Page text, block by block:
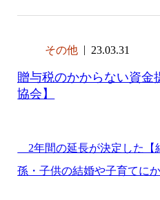
その他 23.03.31
贈与税のかからない資金
協会】
2年間の延長が決定した【
孫・子供の結婚や子育てに